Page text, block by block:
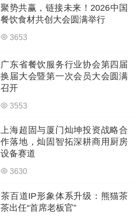
聚势共赢，链接未来！2026中国
餐饮食材共创大会圆满举行
3653
广东省餐饮服务行业协会第四届
换届大会暨第一次会员大会圆满
召开
3553
上海超固与厦门灿坤投资战略合
作落地，灿固智拓深耕商用厨房
设备赛道
3630
茶百道IP形象体系升级：熊猫茶
茶出任“首席老板官”